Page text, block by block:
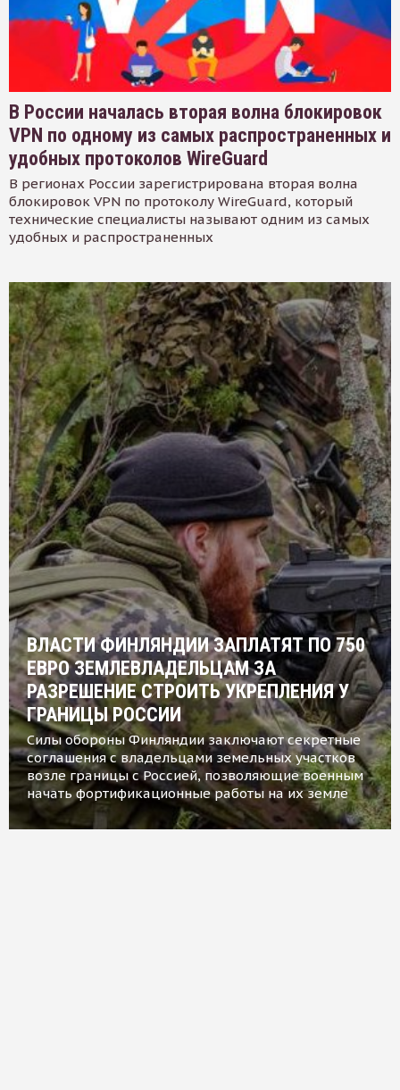
В России началась вторая волна блокировок
VPN по одному из самых распространенных и
удобных протоколов WireGuard
В регионах России зарегистрирована вторая волна
блокировок VPN по протоколу WireGuard, который
технические специалисты называют одним из самых
удобных и распространенных
ВЛАСТИ ФИНЛЯНДИИ ЗАПЛАТЯТ ПО 750
ЕВРО ЗЕМЛЕВЛАДЕЛЬЦАМ ЗА
РАЗРЕШЕНИЕ СТРОИТЬ УКРЕПЛЕНИЯ У
ГРАНИЦЫ РОССИИ
Силы обороны Финляндии заключают секретные
соглашения с владельцами земельных участков
возле границы с Россией, позволяющие военным
начать фортификационные работы на их земле